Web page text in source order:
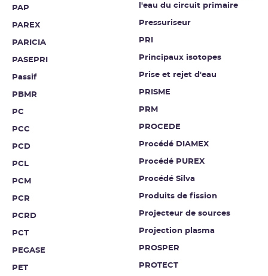
PAP
PAREX
PARICIA
PASEPRI
Passif
PBMR
PC
PCC
PCD
PCL
PCM
PCR
PCRD
PCT
PEGASE
PET
l'eau du circuit primaire
Pressuriseur
PRI
Principaux isotopes
Prise et rejet d'eau
PRISME
PRM
PROCEDE
Procédé DIAMEX
Procédé PUREX
Procédé Silva
Produits de fission
Projecteur de sources
Projection plasma
PROSPER
PROTECT